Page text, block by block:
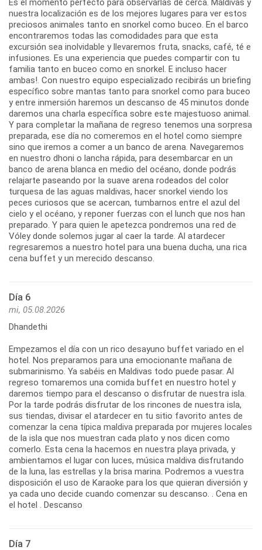
nuestra localización es de los mejores lugares para ver estos
preciosos animales tanto en snorkel como buceo. En el barco
encontraremos todas las comodidades para que esta
excursión sea inolvidable y llevaremos fruta, snacks, café, té e
infusiones. Es una experiencia que puedes compartir con tu
familia tanto en buceo como en snorkel. E incluso hacer
ambas!. Con nuestro equipo especializado recibirás un briefing
específico sobre mantas tanto para snorkel como para buceo
y entre inmersión haremos un descanso de 45 minutos donde
daremos una charla específica sobre este majestuoso animal.
Y para completar la mañana de regreso tenemos una sorpresa
preparada, ese día no comeremos en el hotel como siempre
sino que iremos a comer a un banco de arena. Navegaremos
en nuestro dhoni o lancha rápida, para desembarcar en un
banco de arena blanca en medio del océano, donde podrás
relajarte paseando por la suave arena rodeados del color
turquesa de las aguas maldivas, hacer snorkel viendo los
peces curiosos que se acercan, tumbarnos entre el azul del
cielo y el océano, y reponer fuerzas con el lunch que nos han
preparado. Y para quien le apetezca pondremos una red de
Vóley donde solemos jugar al caer la tarde. Al atardecer
regresaremos a nuestro hotel para una buena ducha, una rica
cena buffet y un merecido descanso.
Día 6
mi, 05.08.2026
Dhandethi
Empezamos el día con un rico desayuno buffet variado en el
hotel. Nos preparamos para una emocionante mañana de
submarinismo. Ya sabéis en Maldivas todo puede pasar. Al
regreso tomaremos una comida buffet en nuestro hotel y
daremos tiempo para el descanso o disfrutar de nuestra isla.
Por la tarde podrás disfrutar de los rincones de nuestra isla,
sus tiendas, divisar el atardecer en tu sitio favorito antes de
comenzar la cena típica maldiva preparada por mujeres locales
de la isla que nos muestran cada plato y nos dicen como
comerlo. Esta cena la hacemos en nuestra playa privada, y
ambientamos el lugar con luces, música maldiva disfrutando
de la luna, las estrellas y la brisa marina. Podremos a vuestra
disposición el uso de Karaoke para los que quieran diversión y
ya cada uno decide cuando comenzar su descanso. . Cena en
el hotel . Descanso
Día 7